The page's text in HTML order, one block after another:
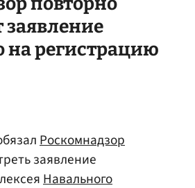
заявление
на регистрацию
Роскомнадзор
заявление
Навального